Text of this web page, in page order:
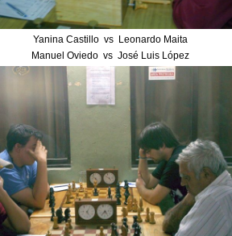
Yanina Castillo vs Leonardo Maita
Manuel Oviedo vs José Luis López